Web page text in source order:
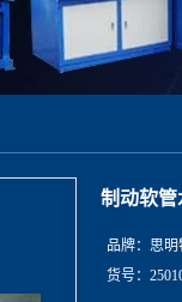
制动软管
品牌： 思明
货号：